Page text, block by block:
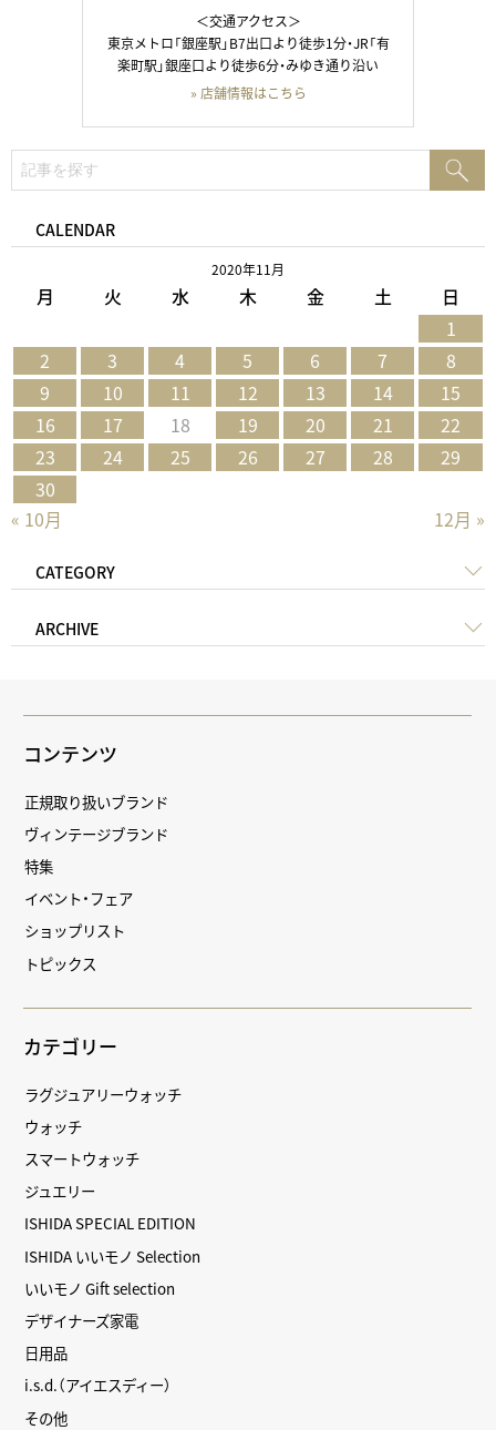
＜交通アクセス＞
東京メトロ「銀座駅」B7出口より徒歩1分・JR「有
楽町駅」銀座口より徒歩6分・みゆき通り沿い
» 店舗情報はこちら
索:
CALENDAR
2020年11月
月 火 水 木 金 土 日
« 10月 12月 »
1
2
3 4 5 6 7
8
9
10 11 12 13 14
15
16
17 18 19 20 21
22
23
24 25 26 27 28
29
30
CATEGORY
ARCHIVE
コンテンツ
正規取り扱いブランド
ヴィンテージブランド
特集
イベント・フェア
ショップリスト
トピックス
カテゴリー
ラグジュアリーウォッチ
ウォッチ
スマートウォッチ
ジュエリー
ISHIDA SPECIAL EDITION
ISHIDA いいモノ Selection
いいモノ Gift selection
デザイナーズ家電
日用品
i.s.d.（アイエスディー）
その他